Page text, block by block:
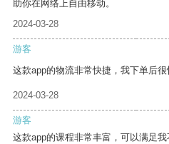
助你在网络上自由移动。
2024-03-28
游客
这款app的物流非常快捷，我下单后很
2024-03-28
游客
这款app的课程非常丰富，可以满足